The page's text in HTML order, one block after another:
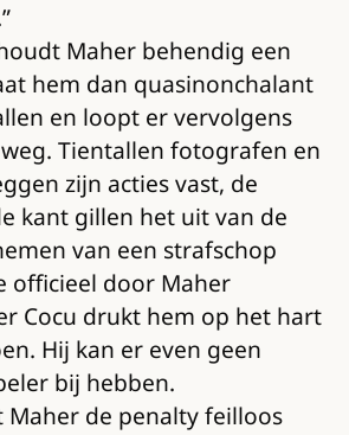
Maher behendig een
hem dan quasinonchalant
en loopt er vervolgens
Tientallen fotografen en
zijn acties vast, de
kant gillen het uit van de
van een strafschop
officieel door Maher
Cocu drukt hem op het hart
Hij kan er even geen
bij hebben.
Maher de penalty feilloos